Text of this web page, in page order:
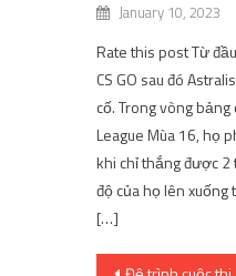
January 10, 2023
Rate this post Từ
CS GO sau đó
cố. Trong vòng bảng
League Mùa 16, họ
khi chỉ thắng được
độ của họ lên
[…]